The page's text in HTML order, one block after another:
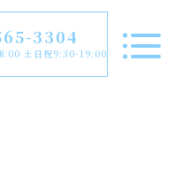
3304
土日祝9:30-19:00